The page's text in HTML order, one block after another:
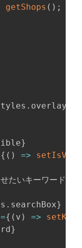
getShops ( ) ;
. overlay
}
{ ( ) =>
たいキーワードが
. searchBox}
={ ( v ) =>
}